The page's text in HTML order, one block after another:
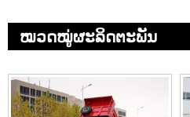
ໝວດໝູ່ຜະລິດຕະພັນ